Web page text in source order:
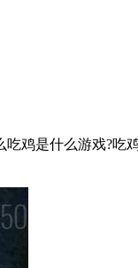
鸡是什么游戏?吃